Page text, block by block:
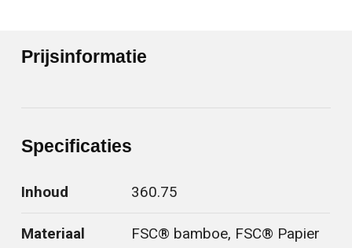
Prijsinformatie
Specificaties
Inhoud 360.75
Materiaal FSC® bamboe, FSC® Papier